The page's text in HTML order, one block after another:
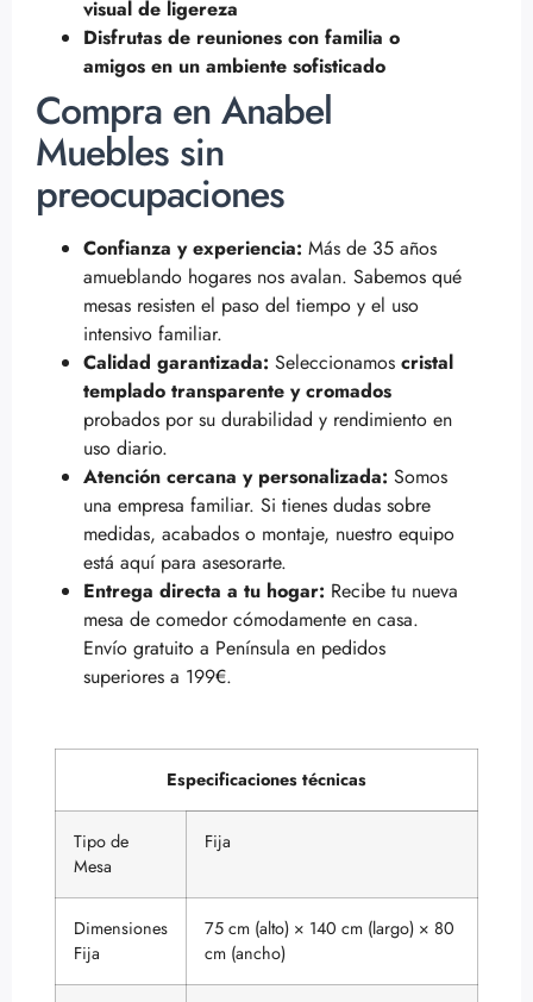
visual de ligereza
Disfrutas de reuniones con familia o
amigos en un ambiente sofisticado
Compra en Anabel
Muebles sin
preocupaciones
Confianza y experiencia: Más de 35 años
amueblando hogares nos avalan. Sabemos qué
mesas resisten el paso del tiempo y el uso
intensivo familiar.
Calidad garantizada: Seleccionamos cristal
templado transparente y cromados
probados por su durabilidad y rendimiento en
uso diario.
Atención cercana y personalizada: Somos
una empresa familiar. Si tienes dudas sobre
medidas, acabados o montaje, nuestro equipo
está aquí para asesorarte.
Entrega directa a tu hogar: Recibe tu nueva
mesa de comedor cómodamente en casa.
Envío gratuito a Península en pedidos
superiores a 199€.
Especificaciones técnicas
Tipo de
Mesa
Fija
Dimensiones
Fija
75 cm (alto) × 140 cm (largo) × 80
cm (ancho)